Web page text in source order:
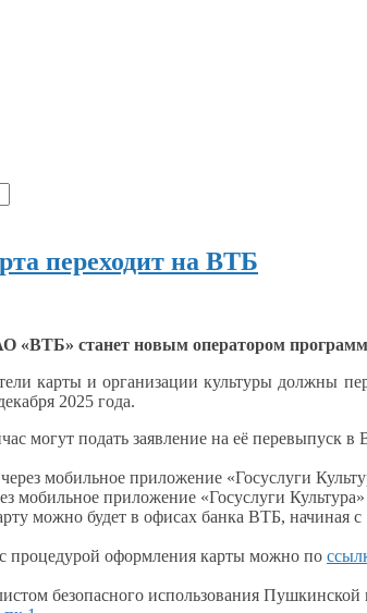
переходит на ВТБ
«ВТБ» станет новым оператором
карты и организации культуры должны
2025 года.
могут подать заявление на её перевыпуск в
через мобильное приложение «Госуслуги
мобильное приложение «Госуслуги
можно будет в офисах банка ВТБ, начиная с
с процедурой оформления карты можно по
безопасного использования